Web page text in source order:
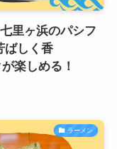
里ヶ浜のパシフ
ばしく香
楽しめる！
ラーメン